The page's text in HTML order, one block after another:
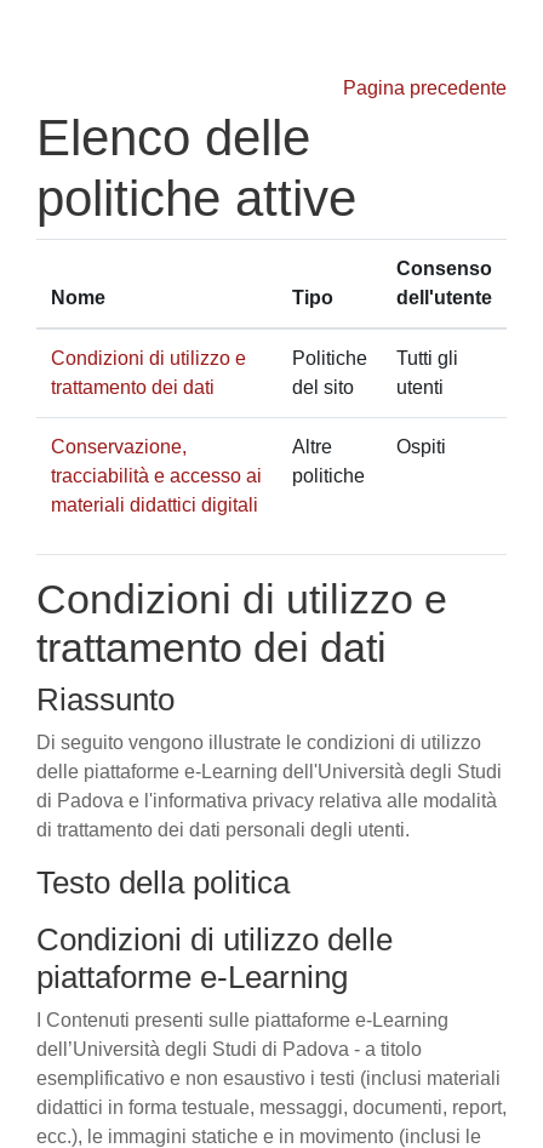
Pagina precedente
Elenco delle
politiche attive
Nome Tipo
Consenso
dell'utente
Condizioni di utilizzo e
trattamento dei dati
Politiche
del sito
Tutti gli
utenti
Conservazione,
tracciabilità e accesso ai
materiali didattici digitali
Altre
politiche
Ospiti
Condizioni di utilizzo e
trattamento dei dati
Riassunto
Di seguito vengono illustrate le condizioni di utilizzo
delle piattaforme e-Learning dell'Università degli Studi
di Padova e l'informativa privacy relativa alle modalità
di trattamento dei dati personali degli utenti.
Testo della politica
Condizioni di utilizzo delle
piattaforme e-Learning
I Contenuti presenti sulle piattaforme e-Learning
dell’Università degli Studi di Padova - a titolo
esemplificativo e non esaustivo i testi (inclusi materiali
didattici in forma testuale, messaggi, documenti, report,
ecc.), le immagini statiche e in movimento (inclusi le